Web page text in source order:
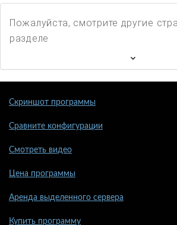
Пожалуйста, смотрите другие
разделе
Скриншот программы
Сравните конфигурации
Смотреть видео
Цена программы
Аренда выделенного сервера
Купить программу